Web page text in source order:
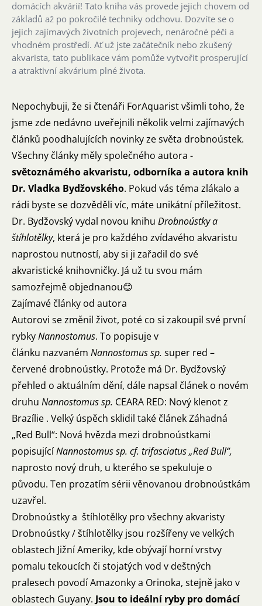
domácích akvárií! Tato kniha vás provede jejich chovem od
základů až po pokročilé techniky odchovu. Dozvíte se o
jejich zajímavých životních projevech, nenáročné péči a
vhodném prostředí. Ať už jste začátečník nebo zkušený
akvarista, tato publikace vám pomůže vytvořit prosperující
a atraktivní akvárium plné života.
Nepochybuji, že si čtenáři ForAquarist všimli toho, že
jsme zde nedávno uveřejnili několik velmi zajímavých
článků poodhalujících novinky ze světa drobnoústek.
Všechny články měly společného autora -
světoznámého akvaristu, odborníka a autora knih
Dr. Vladka Bydžovského. Pokud vás téma zlákalo a
rádi byste se dozvěděli víc, máte unikátní příležitost.
Dr. Bydžovský vydal novou knihu Drobnoústky a
štíhlotělky, která je pro každého zvídavého akvaristu
naprostou nutností, aby si ji zařadil do své
akvaristické knihovničky. Já už tu svou mám
samozřejmě objednanou😊
Zajímavé články od autora
Autorovi se změnil život, poté co si zakoupil své první
rybkyNannostomus. To popisuje v
článku nazvaném Nannostomus sp. super red –
červené drobnoústky. Protože má Dr. Bydžovský
přehled o aktuálním dění, dále napsal článek o novém
druhu Nannostomus sp. CEARA RED: Nový klenot z
Brazílie . Velký úspěch sklidil také článekZáhadná
„Red Bull“: Nová hvězda mezi drobnoústkami
popisujícíNannostomus sp. cf. trifasciatus „Red Bull“,
naprosto nový druh, u kterého se spekuluje o
původu. Ten prozatím sérii věnovanou drobnoústkám
uzavřel.
Drobnoústky a štíhlotělky pro všechny akvaristy
Drobnoústky / štíhlotělky jsou rozšířeny ve velkých
oblastech Jižní Ameriky, kde obývají horní vrstvy
pomalu tekoucích či stojatých vod v deštných
pralesech povodí Amazonky a Orinoka, stejně jako v
oblastech Guyany. Jsou to ideální ryby pro domácí